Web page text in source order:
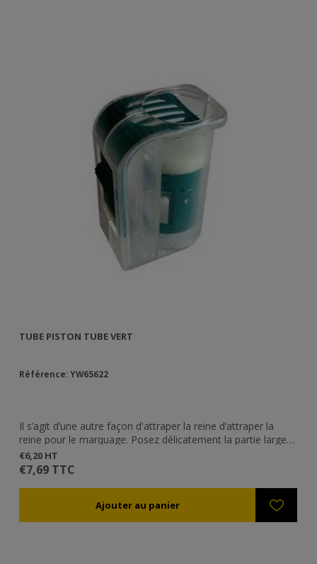
TUBE PISTON TUBE VERT
Référence: YW65622
Il s’agit d’une autre façon d'attraper la reine d’attraper la
reine pour le marquage. Posez délicatement la partie large
du tube autour de la reine qui va commencer à marcher
dedans. Fermez avec votre paume le tube pour que la reine
avance vers la lumière, c'est à dire vers la grille. Insérez tout
marquez-la sur le thorax.
€6,20 HT
€7,69 TTC